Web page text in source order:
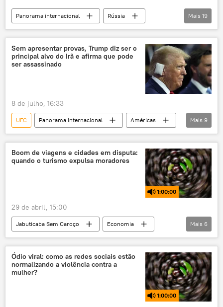
Panorama internacional
Rússia
Economia
Donald Trump
Sergei Lavrov
Brasil
China
SWIFT
sanções
Pix
transações comerciais
EUA
Ocidente
dependência
hegemonia
Mais 19
Sem apresentar provas, Trump diz ser o
principal alvo do Irã e afirma que pode
ser assassinado
8 de julho, 16:33
UFC Panorama internacional
Américas
Mundo
Donald Trump
Irã
Estados Unidos
Oriente Médio
Associação de Correspondentes da Casa Branca
Mais 9
Boom de viagens e cidades em disputa:
quando o turismo expulsa moradores
1:00:00
29 de abril, 15:00
Jabuticaba Sem Caroço
Economia
Brasil
Agência Nacional de Aviação Civil (ANAC)
viagens
aviação
rádio
Mais 6
Ódio viral: como as redes sociais estão
normalizando a violência contra a
mulher?
1:00:00